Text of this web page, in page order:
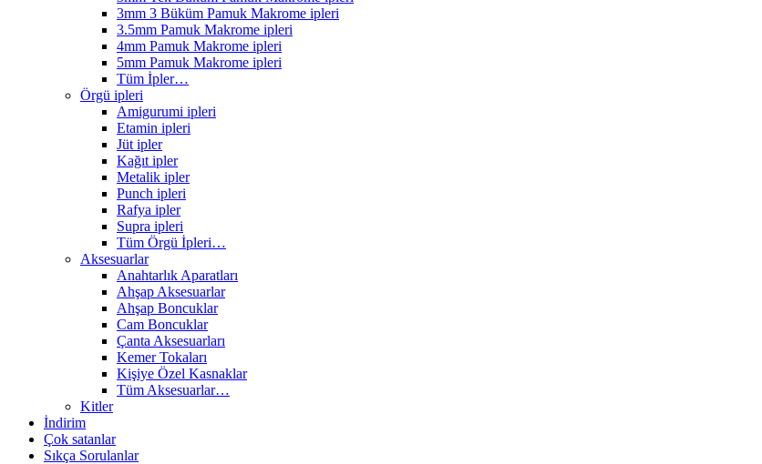
3mm 3 Büküm Pamuk Makrome ipleri
3.5mm Pamuk Makrome ipleri
4mm Pamuk Makrome ipleri
5mm Pamuk Makrome ipleri
Tüm İpler…
Örgü ipleri
Amigurumi ipleri
Etamin ipleri
Jüt ipler
Kağıt ipler
Metalik ipler
Punch ipleri
Rafya ipler
Supra ipleri
Tüm Örgü İpleri…
Aksesuarlar
Anahtarlık Aparatları
Ahşap Aksesuarlar
Ahşap Boncuklar
Cam Boncuklar
Çanta Aksesuarları
Kemer Tokaları
Kişiye Özel Kasnaklar
Tüm Aksesuarlar…
Kitler
İndirim
Çok satanlar
Sıkça Sorulanlar